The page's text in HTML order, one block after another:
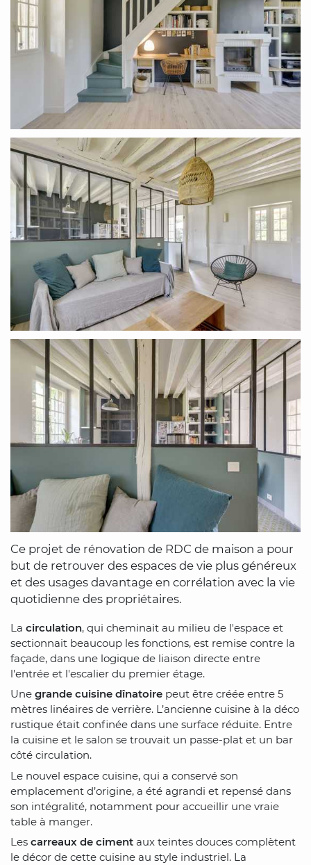
Ce projet de rénovation de RDC de maison a pour
but de retrouver des espaces de vie plus généreux
et des usages davantage en corrélation avec la vie
quotidienne des propriétaires.
La circulation, qui cheminait au milieu de l'espace et
sectionnait beaucoup les fonctions, est remise contre la
façade, dans une logique de liaison directe entre
l'entrée et l'escalier du premier étage.
Une grande cuisine dînatoire peut être créée entre 5
mètres linéaires de verrière. L’ancienne cuisine à la déco
rustique était confinée dans une surface réduite. Entre
la cuisine et le salon se trouvait un passe-plat et un bar
côté circulation.
Le nouvel espace cuisine, qui a conservé son
emplacement d’origine, a été agrandi et repensé dans
son intégralité, notamment pour accueillir une vraie
table à manger.
Les carreaux de ciment aux teintes douces complètent
le décor de cette cuisine au style industriel. La